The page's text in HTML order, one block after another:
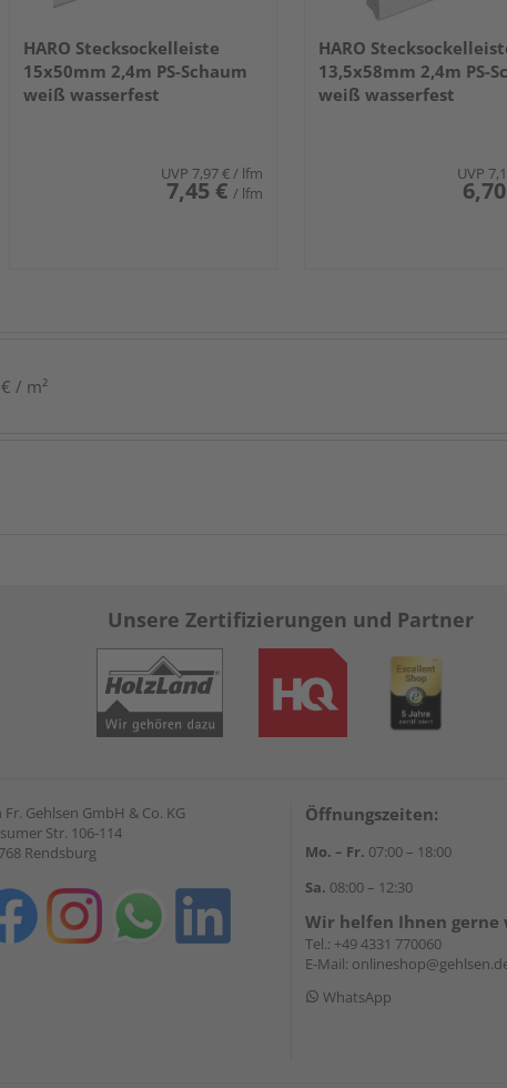
HARO Stecksockelleiste
15x50mm 2,4m PS-Schaum
weiß wasserfest
UVP 7,97 € / lfm
7,45 € / lfm
HARO
13,5x58mm 2,4m PS-
weiß wasserfest
UVP
/ m²
Unsere Zertifizierungen und Partner
Fr. Gehlsen GmbH & Co. KG
Str. 106-114
Rendsburg
Öffnungszeiten:
Mo. – Fr. 07:00 – 18:00
Sa. 08:00 – 12:30
Wir helfen Ihnen gerne
Tel.: +49 4331 770060
E-Mail:
WhatsApp